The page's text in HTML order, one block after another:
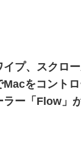
イプ、スクロ
Macをコント
ラー「Flow」